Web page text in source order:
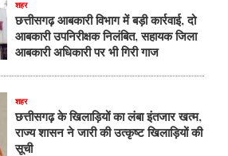
शहर
छत्तीसगढ़ आबकारी विभाग में बड़ी कार्रवाई, दो
आबकारी उपनिरीक्षक निलंबित, सहायक जिला
आबकारी अधिकारी पर भी गिरी गाज
शहर
छत्तीसगढ़ के खिलाड़ियों का लंबा इंतजार खत्म,
राज्य शासन ने जारी की उत्कृष्ट खिलाड़ियों की
सूची